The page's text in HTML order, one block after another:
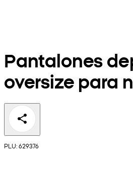
Pantalones
oversize para
PLU: 629376